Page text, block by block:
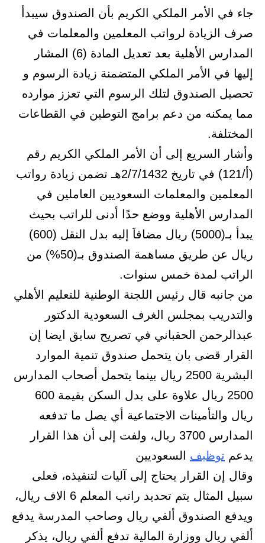
جاء في الأمر الملكي الكريم بأن الصندوق سيبدأ
صرف الزيادة لرواتب المعلمين والمعلمات في
المدارس الأهلية بعد تعديل المادة (6) المشار
إليها في الأمر الملكي المتضمنة زيادة الرسوم و
تحصيل الصندوق لتلك الرسوم التي تعزز موارده
مما يمكنه من دعم برامج التوطين في القطاعات
المختلفة.
وأشار السريع إلى أن الأمر الملكي الكريم رقم
(أ/121) في تاريخ 2/7/1432هـ تضمن زيادة رواتب
المعلمين والمعلمات السعوديين العاملين في
المدارس الأهلية ووضع حدًا أدنى للراتب بحيث
يبدأ بـ(5000) ريال مضافاَ إليه بدل النقل (600)
ريال عن طريق مساهمة الصندوق بـ(50%) من
الراتب لمدة خمس سنوات.
من جانبه قال رئيس اللجنة الوطنية للتعليم الأهلي
والتدريب بمجلس الغرف السعودية الدكتور
عبدالرحمن الحقباني في تصريح سابق ايضا إن
القرار قضى بان يتحمل صندوق تنمية الموارد
البشرية 2500 ريال بينما يتحمل أصحاب المدارس
2500 ريال علاوة على بدل السكن بقيمة 600
ريال والتأمينات الاجتماعية أي يصل ما تدفعه
المدارس 3700 ريال، ولفت إلى أن هذا القرار
يدعم توظيف السعوديين
وقال إن القرار يحتاج إلى آليات لتنفيذه، فعلى
سبيل المثال يتم تحديد راتب المعلم 6 الاف ريال،
ويدفع الصندوق ألفي ريال وصاحب المدرسة يدفع
ألفي ريال ووزارة المالية تدفع ألفي ريال، يذكر